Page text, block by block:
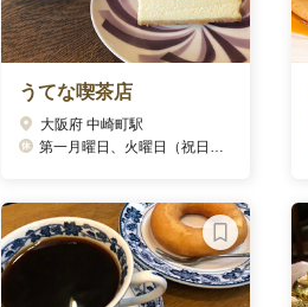
うてな喫茶店
大阪府 中崎町駅
第一月曜日、火曜日（祝日の場合営業）